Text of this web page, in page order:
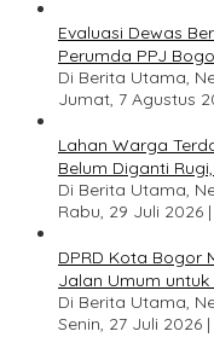
Evaluasi Dewas
Perumda PPJ
Di Berita Utama,
Jumat, 7 Agustus
Lahan Warga
Belum Diganti
Di Berita Utama,
Rabu, 29 Juli 2026 |
DPRD Kota Bogor
Jalan Umum untuk
Di Berita Utama,
Senin, 27 Juli 2026 |